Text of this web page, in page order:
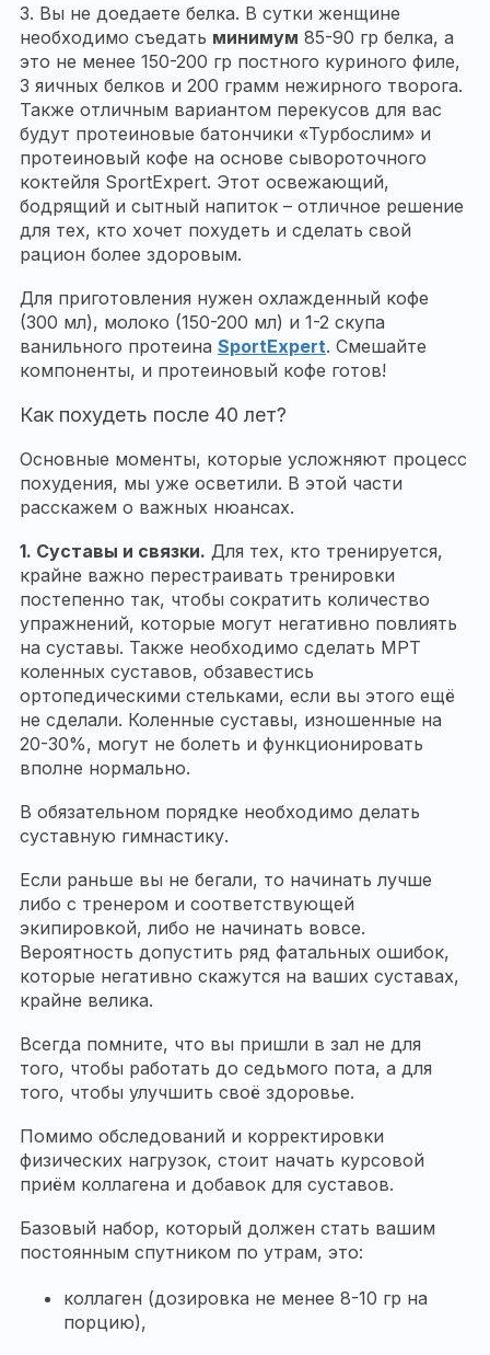
3. Вы не доедаете белка. В сутки женщине
необходимо съедать минимум 85-90 гр белка, а
это не менее 150-200 гр постного куриного филе,
3 яичных белков и 200 грамм нежирного творога.
Также отличным вариантом перекусов для вас
будут протеиновые батончики «Турбослим» и
протеиновый кофе на основе сывороточного
коктейля SportExpert. Этот освежающий,
бодрящий и сытный напиток – отличное решение
для тех, кто хочет похудеть и сделать свой
рацион более здоровым.
Для приготовления нужен охлажденный кофе
(300 мл), молоко (150-200 мл) и 1-2 скупа
ванильного протеина SportExpert. Смешайте
компоненты, и протеиновый кофе готов!
Как похудеть после 40 лет?
Основные моменты, которые усложняют процесс
похудения, мы уже осветили. В этой части
расскажем о важных нюансах.
1. Суставы и связки. Для тех, кто тренируется,
крайне важно перестраивать тренировки
постепенно так, чтобы сократить количество
упражнений, которые могут негативно повлиять
на суставы. Также необходимо сделать МРТ
коленных суставов, обзавестись
ортопедическими стельками, если вы этого ещё
не сделали. Коленные суставы, изношенные на
20-30%, могут не болеть и функционировать
вполне нормально.
В обязательном порядке необходимо делать
суставную гимнастику.
Если раньше вы не бегали, то начинать лучше
либо с тренером и соответствующей
экипировкой, либо не начинать вовсе.
Вероятность допустить ряд фатальных ошибок,
которые негативно скажутся на ваших суставах,
крайне велика.
Всегда помните, что вы пришли в зал не для
того, чтобы работать до седьмого пота, а для
того, чтобы улучшить своё здоровье.
Помимо обследований и корректировки
физических нагрузок, стоит начать курсовой
приём коллагена и добавок для суставов.
Базовый набор, который должен стать вашим
постоянным спутником по утрам, это:
коллаген (дозировка не менее 8-10 гр на
порцию),